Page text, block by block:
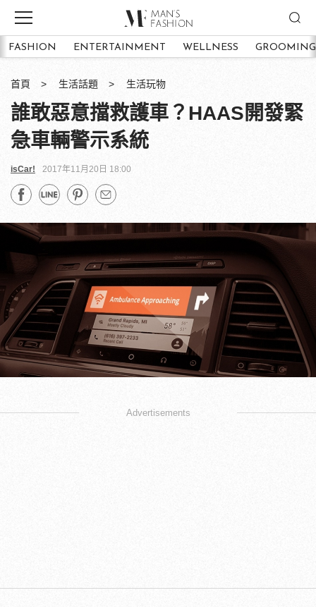
FASHION ENTERTAINMENT WELLNESS GROOMING
首頁 生活話題 生活玩物
誰敢惡意擋救護車？HAAS開發緊
急車輛警示系統
isCar! 2017年11月20日 18:00
Advertisements